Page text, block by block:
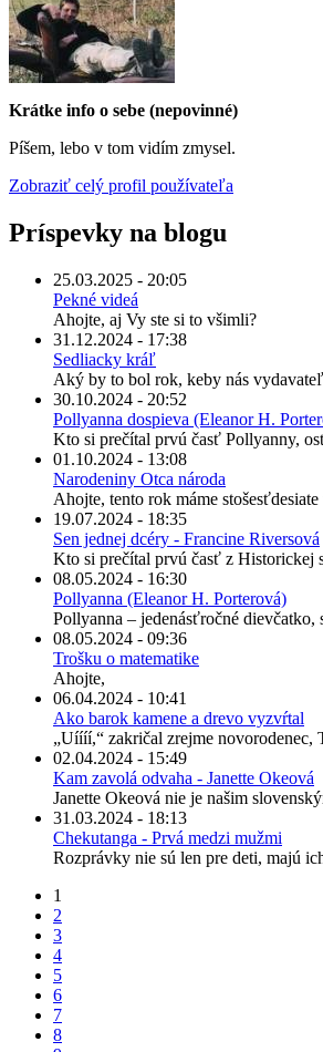
Krátke info o sebe (nepovinné)
Píšem, lebo v tom vidím zmysel.
Zobraziť celý profil používateľa
Príspevky na blogu
25.03.2025 - 20:05
Pekné videá
Ahojte, aj Vy ste si to všimli?
31.12.2024 - 17:38
Sedliacky kráľ
Aký by to bol rok, keby nás
30.10.2024 - 20:52
Pollyanna dospieva (Eleanor H.
Kto si prečítal prvú časť Pollyanny,
01.10.2024 - 13:08
Narodeniny Otca národa
Ahojte, tento rok máme
19.07.2024 - 18:35
Sen jednej dcéry - Francine Riversová
Kto si prečítal prvú časť z Historickej
08.05.2024 - 16:30
Pollyanna (Eleanor H. Porterová)
Pollyanna – jedenásťročné
08.05.2024 - 09:36
Trošku o matematike
Ahojte,
06.04.2024 - 10:41
Ako barok kamene a drevo vyzvŕtal
„Uíííí,“ zakričal zrejme
02.04.2024 - 15:49
Kam zavolá odvaha - Janette Okeová
Janette Okeová nie je našim
31.03.2024 - 18:13
Chekutanga - Prvá medzi mužmi
Rozprávky nie sú len pre deti, majú
1
2
3
4
5
6
7
8